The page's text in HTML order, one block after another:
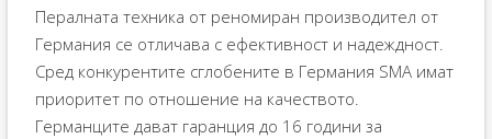
Пералната техника от реномиран производител от
Германия се отличава с ефективност и надеждност.
Сред конкурентите сглобените в Германия SMA имат
приоритет по отношение на качеството.
Германците дават гаранция до 16 години за